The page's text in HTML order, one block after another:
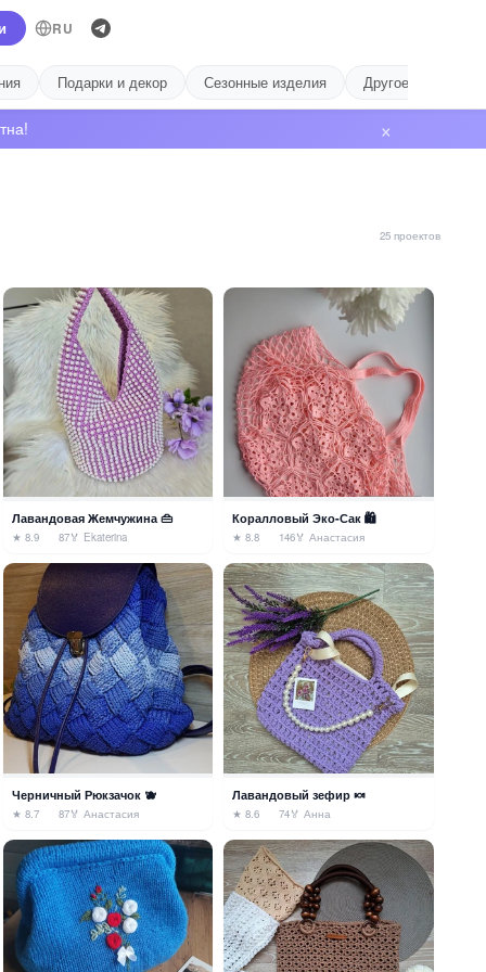
RU
Подарки и декор Сезонные изделия Другое
×
25 проектов
Лавандовая Жемчужина 👜
★ 8.9 87🏅 Ekaterina
Коралловый Эко-Сак 🛍️
★ 8.8 146🏅 Анастасия
Черничный Рюкзачок 🫐
★ 8.7 87🏅 Анастасия
Лавандовый зефир 🍬
★ 8.6 74🏅 Анна